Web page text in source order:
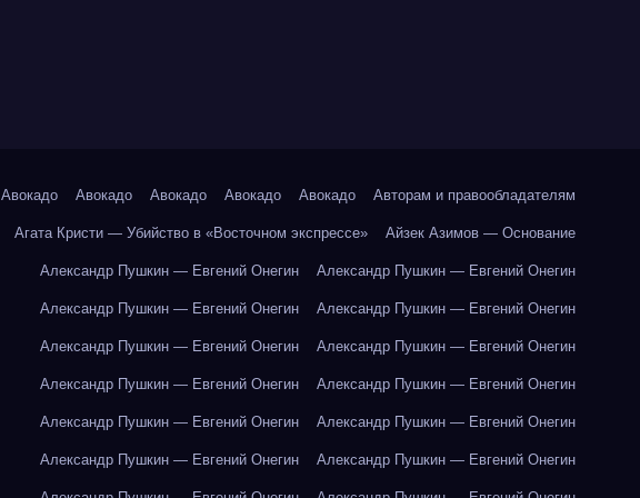
Авокадо Авокадо Авокадо Авокадо Авокадо Авторам и правообладателям
Агата Кристи — Убийство в «Восточном экспрессе» Айзек Азимов — Основание
Александр Пушкин — Евгений Онегин Александр Пушкин — Евгений Онегин
Александр Пушкин — Евгений Онегин Александр Пушкин — Евгений Онегин
Александр Пушкин — Евгений Онегин Александр Пушкин — Евгений Онегин
Александр Пушкин — Евгений Онегин Александр Пушкин — Евгений Онегин
Александр Пушкин — Евгений Онегин Александр Пушкин — Евгений Онегин
Александр Пушкин — Евгений Онегин Александр Пушкин — Евгений Онегин